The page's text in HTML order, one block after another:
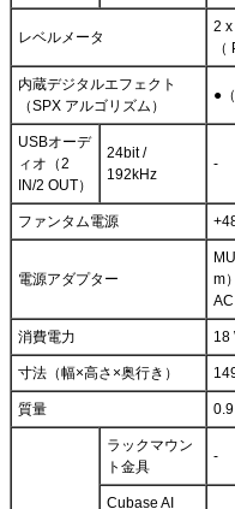
レベルメータ
2
内蔵デジタルエフェクト
（SPX アルゴリズム）
●
USBオーデ
ィオ（2
IN/2 OUT）
24bit /
192kHz
-
ファンタム電源
電源アダプター
m
消費電力 18
寸法（幅×高さ×奥行き）
質量
ラックマウン
ト金具
-
Cubase AI